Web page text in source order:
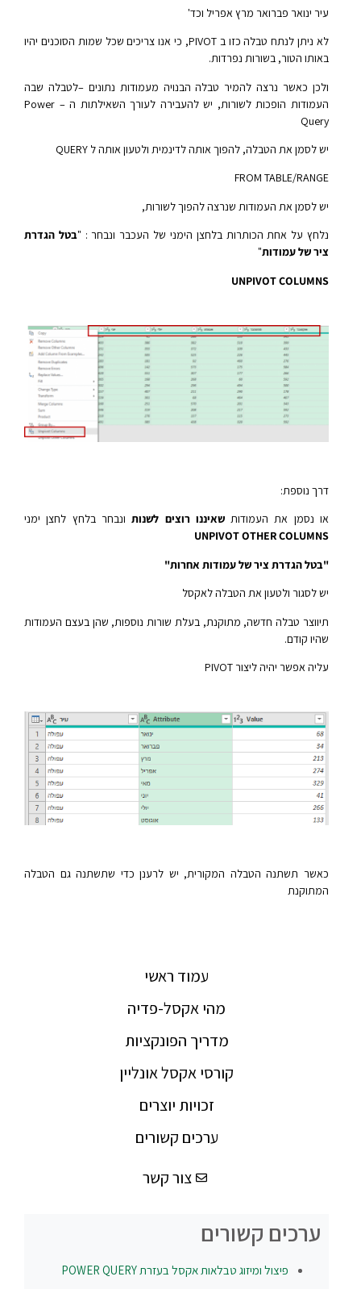
עיר ינואר פברואר מרץ אפריל וכד'
לא ניתן לנתח טבלה כזו ב PIVOT, כי אנו צריכים שכל שמות הסוכנים יהיו
באותו הטור, בשורות נפרדות.
ולכן כאשר נרצה להמיר טבלה הבנויה מעמודות נתונים –לטבלה שבה
העמודות הופכות לשורות, יש להעבירה לעורך השאילתות ה – Power
Query
יש לסמן את הטבלה, להפוך אותה לדינמית ולטעון אותה ל QUERY
FROM TABLE/RANGE
יש לסמן את העמודות שנרצה להפוך לשורות,
נלחץ על אחת הכותרות בלחצן הימני של העכבר ונבחר : "בטל הגדרת
ציר של עמודות"
UNPIVOT COLUMNS
דרך נוספת:
או נסמן את העמודותשאיננו רוצים לשנותונבחר בלחץ לחצן ימני
UNPIVOT OTHER COLUMNS
"בטל הגדרת ציר של עמודות אחרות"
יש לסגור ולטעון את הטבלה לאקסל
תיווצר טבלה חדשה, מתוקנת, בעלת שורות נוספות, שהן בעצם העמודות
שהיו קודם.
עליה אפשר יהיה ליצור PIVOT
כאשר תשתנה הטבלה המקורית, יש לרענן כדי שתשתנה גם הטבלה
המתוקנת
עמוד ראשי
מהי אקסל-פדיה
מדריך הפונקציות
קורסי אקסל אונליין
זכויות יוצרים
ערכים קשורים
צור קשר
ערכים קשורים
פיצול ומיזוג טבלאות אקסל בעזרת POWER QUERY